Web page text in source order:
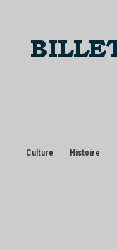
content
Culture Histoire